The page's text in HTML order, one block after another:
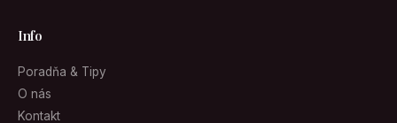
Info
Poradňa & Tipy
O nás
Kontakt